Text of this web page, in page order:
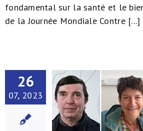
fondamental sur la santé et le
de la Journée Mondiale Contre [...]
26
07, 2023